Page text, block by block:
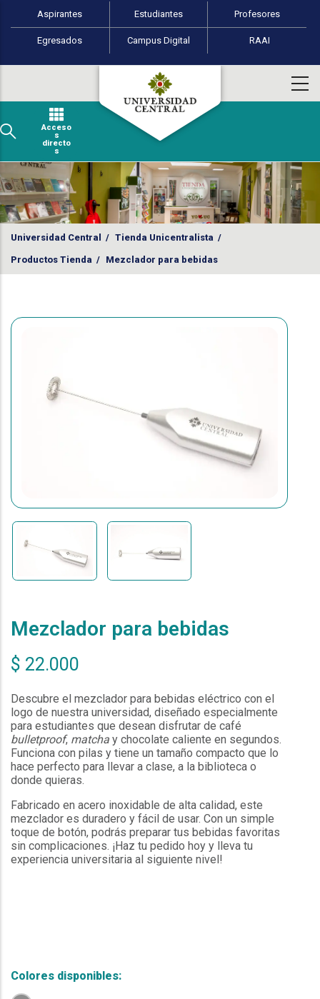
Pasar al contenido principal
Perfiles de usuario
Aspirantes Estudiantes Profesores
Egresados Campus Digital RAAI
Acceso
s
directo
s
Universidad Central / Tienda Unicentralista /
Productos Tienda / Mezclador para bebidas
Mezclador para bebidas
$ 22.000
Descubre el mezclador para bebidas eléctrico con el
logo de nuestra universidad, diseñado especialmente
para estudiantes que desean disfrutar de café
bulletproof, matcha y chocolate caliente en segundos.
Funciona con pilas y tiene un tamaño compacto que lo
hace perfecto para llevar a clase, a la biblioteca o
donde quieras.
Fabricado en acero inoxidable de alta calidad, este
mezclador es duradero y fácil de usar. Con un simple
toque de botón, podrás preparar tus bebidas favoritas
sin complicaciones. ¡Haz tu pedido hoy y lleva tu
experiencia universitaria al siguiente nivel!
Colores disponibles: